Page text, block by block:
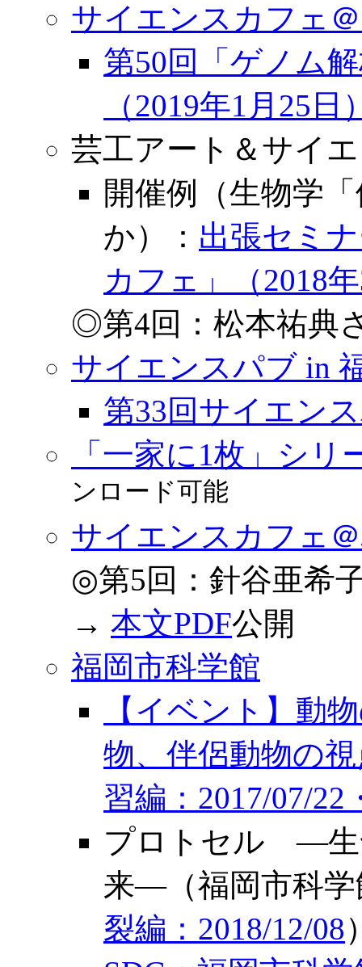
サイエンスカフェ
第50回「ゲノム
（2019年1月25日
芸工アート＆サイ
開催例（生物学
か）： 出張セミ
カフェ」（2018
◎第4回：松本祐典
サイエンスパブ in
第33回サイエン
「一家に1枚」シリ
ンロード可能
サイエンスカフェ
◎第5回：針谷亜希
→ 本文PDF公開
福岡市科学館
【イベント】動
物、伴侶動物の
習編：2017/07/22
プロトセル ―生
来―（福岡市科学
裂編：2018/12/08